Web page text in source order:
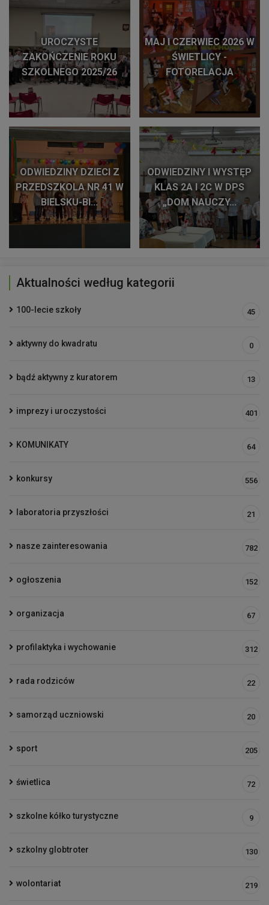
UROCZYSTE
ZAKOŃCZENIE ROKU
SZKOLNEGO 2025/26
MAJ I CZERWIEC 2026 W
ŚWIETLICY -
FOTORELACJA
ODWIEDZINY DZIECI Z
PRZEDSZKOLA NR 41 W
BIELSKU-BI...
ODWIEDZINY I WYSTĘP
KLAS 2A I 2C W DPS
„DOM NAUCZY...
Aktualności według kategorii
100-lecie szkoły 45
aktywny do kwadratu 0
bądź aktywny z kuratorem 13
imprezy i uroczystości 401
KOMUNIKATY 64
konkursy 556
laboratoria przyszłości 21
nasze zainteresowania 782
ogłoszenia 152
organizacja 67
profilaktyka i wychowanie 312
rada rodziców 22
samorząd uczniowski 20
sport 205
świetlica 72
szkolne kółko turystyczne 9
szkolny globtroter 130
wolontariat 219